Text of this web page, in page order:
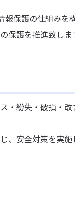
保護の仕組みを
護を推進致しま
・紛失・破損・
、安全対策を実